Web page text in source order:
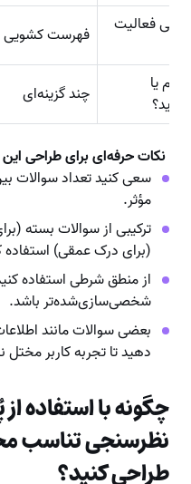
فعالیت
فهرست کشویی
تیم یا
چند گزینه‌ای
نکات حرفه‌ای برای طراحی
مؤثر.
ترکیبی از سوالات بسته
(برای درک عمقی) استفاده
از منطق شرطی استفاده
شخصی‌سازی‌شده‌تر باشد.
بعضی سوالات مانند
دهید تا تجربه کاربر مختل
چگونه با استفاده
نظرسنجی تناسب
طراحی کنید؟